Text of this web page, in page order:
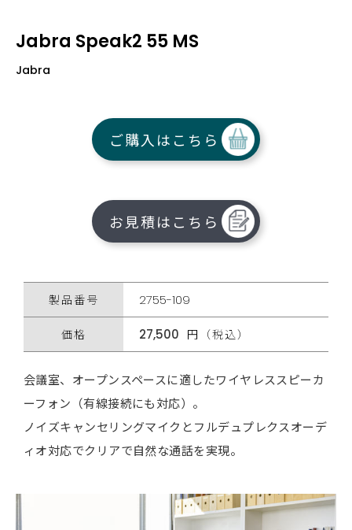
Jabra Speak2 55 MS
Jabra
ご購入はこちら
お見積はこちら
製品番号 2755-109
価格 27,500 円（税込）
会議室、オープンスペースに適したワイヤレススピーカ
ーフォン（有線接続にも対応）。
ノイズキャンセリングマイクとフルデュプレクスオーデ
ィオ対応でクリアで自然な通話を実現。